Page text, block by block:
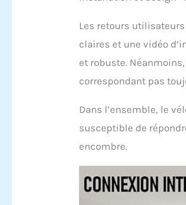
Les retours
claires et une vidéo
et robuste.
correspondant pas
Dans l’ensemble, le
susceptible de
encombre.